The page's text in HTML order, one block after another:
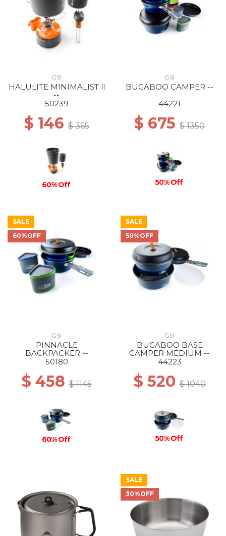
GSI
HALULITE MINIMALIST ll
--
50239
$ 146$ 365
60% Off
GSI
BUGABOO CAMPER --
44221
$ 675 $ 1350
50% Off
SALE
60%OFF
GSI
PINNACLE
BACKPACKER --
50180
$ 458$ 1145
60% Off
SALE
50%OFF
GSI
BUGABOO BASE
CAMPER MEDIUM --
44223
$ 520$ 1040
50% Off
SALE
30%OFF